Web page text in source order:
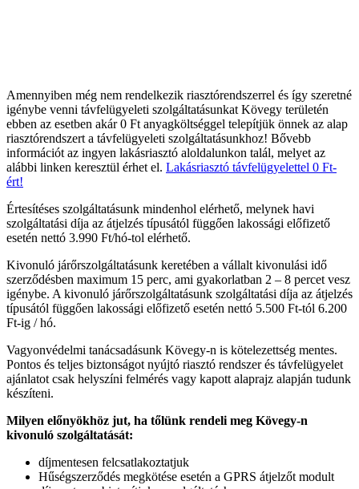
Amennyiben még nem rendelkezik riasztórendszerrel és így szeretné
igénybe venni távfelügyeleti szolgáltatásunkat Kövegy területén
ebben az esetben akár 0 Ft anyagköltséggel telepítjük önnek az alap
riasztórendszert a távfelügyeleti szolgáltatásunkhoz! Bővebb
információt az ingyen lakásriasztó aloldalunkon talál, melyet az
alábbi linken keresztül érhet el. Lakásriasztó távfelügyelettel 0 Ft-
ért!
Értesítéses szolgáltatásunk mindenhol elérhető, melynek havi
szolgáltatási díja az átjelzés típusától függően lakossági előfizető
esetén nettó 3.990 Ft/hó-tol elérhető.
Kivonuló járőrszolgáltatásunk keretében a vállalt kivonulási idő
szerződésben maximum 15 perc, ami gyakorlatban 2 – 8 percet vesz
igénybe. A kivonuló járőrszolgáltatásunk szolgáltatási díja az átjelzés
típusától függően lakossági előfizető esetén nettó 5.500 Ft-tól 6.200
Ft-ig / hó.
Vagyonvédelmi tanácsadásunk Kövegy-n is kötelezettség mentes.
Pontos és teljes biztonságot nyújtó riasztó rendszer és távfelügyelet
ajánlatot csak helyszíni felmérés vagy kapott alaprajz alapján tudunk
készíteni.
Milyen előnyökhöz jut, ha tőlünk rendeli meg Kövegy-n
kivonuló szolgáltatását:
díjmentesen felcsatlakoztatjuk
Hűségszerződés megkötése esetén a GPRS átjelzőt modult